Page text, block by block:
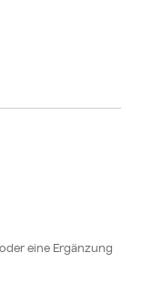
eine Ergänzung